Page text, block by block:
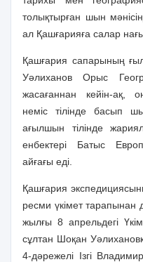
толықтырған шын
ал Қашғарияға салар
Қашғария сапарының
Уәлиханов Орыс
жасағаннан кейін-ақ,
неміс тілінде басып
ағылшын тілінде
енбектері Батыс
айғағы еді.
Қашғария
ресми үкімет тарапынан
жылғы 8 апрельдегі
сұлтан Шоқан
4-дәрежелі Ізгі